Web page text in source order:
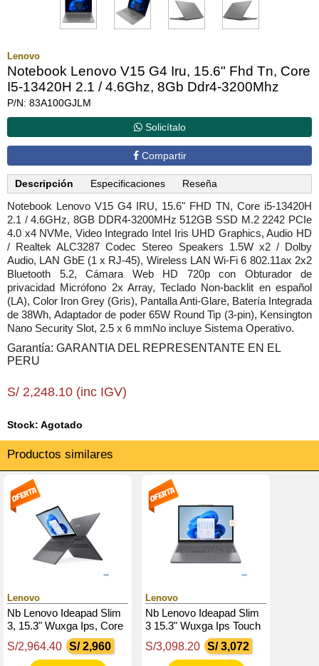
Lenovo
Notebook Lenovo V15 G4 Iru, 15.6" Fhd Tn, Core
I5-13420H 2.1 / 4.6Ghz, 8Gb Ddr4-3200Mhz
P/N: 83A100GJLM
Solicítalo
Compartir
Descripción Especificaciones Reseña
Notebook Lenovo V15 G4 IRU, 15.6" FHD TN, Core i5-13420H
2.1 / 4.6GHz, 8GB DDR4-3200MHz 512GB SSD M.2 2242 PCIe
4.0 x4 NVMe, Video Integrado Intel Iris UHD Graphics, Audio HD
/ Realtek ALC3287 Codec Stereo Speakers 1.5W x2 / Dolby
Audio, LAN GbE (1 x RJ-45), Wireless LAN Wi-Fi 6 802.11ax 2x2
Bluetooth 5.2, Cámara Web HD 720p con Obturador de
privacidad Micrófono 2x Array, Teclado Non-backlit en español
(LA), Color Iron Grey (Gris), Pantalla Anti-Glare, Batería Integrada
de 38Wh, Adaptador de poder 65W Round Tip (3-pin), Kensington
Nano Security Slot, 2.5 x 6 mmNo incluye Sistema Operativo.
Garantía: GARANTIA DEL REPRESENTANTE EN EL
PERU
S/ 2,248.10 (inc IGV)
Stock: Agotado
Productos similares
Lenovo
Nb Lenovo Ideapad Slim
3, 15.3" Wuxga Ips, Core
I5-13420H 4.6Ghz, 16Gb
Ddr5, 512Gb Ssd M.2
S/2,964.40 S/ 2,960
Lenovo
Nb Lenovo Ideapad Slim
3 15.3" Wuxga Ips Touch
Core I5-13420H 4.6Ghz,
16Gb Ddr5, 512Gb Ssd
S/3,098.20 S/ 3,072